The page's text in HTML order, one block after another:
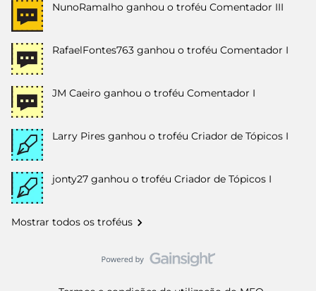
NunoRamalho ganhou o troféu Comentador III
RafaelFontes763 ganhou o troféu Comentador I
JM Caeiro ganhou o troféu Comentador I
Larry Pires ganhou o troféu Criador de Tópicos I
jonty27 ganhou o troféu Criador de Tópicos I
Mostrar todos os troféus